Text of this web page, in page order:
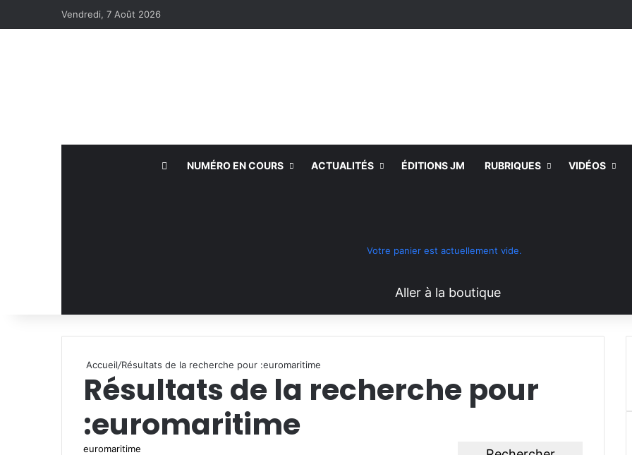
Vendredi, 7 Août 2026
NUMÉRO EN COURS ACTUALITÉS ÉDITIONS JM RUBRIQUES VIDÉOS
Votre panier est actuellement vide.
Aller à la boutique
Accueil/Résultats de la recherche pour :euromaritime
Résultats de la recherche pour
:euromaritime
R